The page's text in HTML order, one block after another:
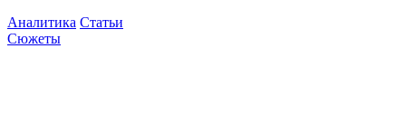
Аналитика Статьи
Сюжеты